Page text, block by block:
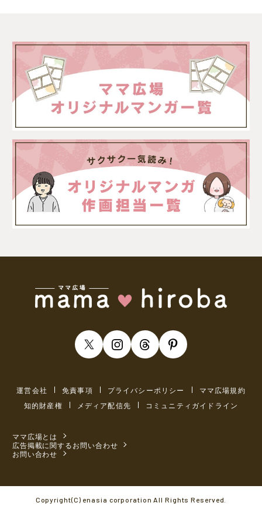
運営会社 免責事項 プライバシーポリシー
ママ広場規約
知的財産権
メディア配信先 コミュニティガイドライン
ママ広場とは
広告掲載に関するお問い合わせ
お問い合わせ
Copyright(C) enasia corporation All Rights Reserved.